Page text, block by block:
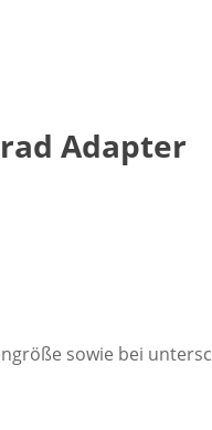
Adapter
sowie bei